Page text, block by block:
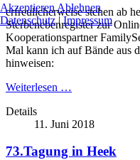
erfreulicherweise stehen ab
Sterbenebenregister zur
Kooperationspartner
Mal kann ich auf Bände aus
hinweisen:
Weiterlesen …
Details
11. Juni 2018
73.Tagung in Heek
AkzeptierenAblehnen
Datenschutz|Impressum